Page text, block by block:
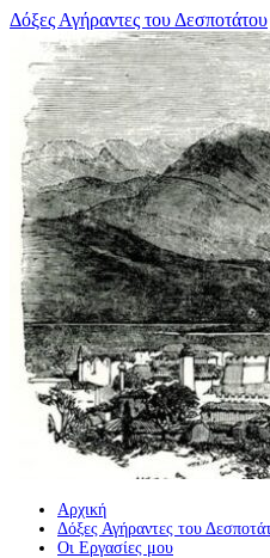
Μετάβαση
περιεχόμενο
Δόξες Αγήραντες του Δεσποτάτου
Αρχική
Δόξες Αγήραντες του
Οι Eργασίες μου